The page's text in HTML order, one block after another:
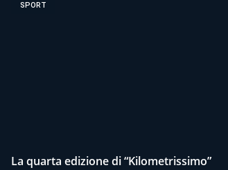
SPORT
La quarta edizione di “Kilometrissimo”